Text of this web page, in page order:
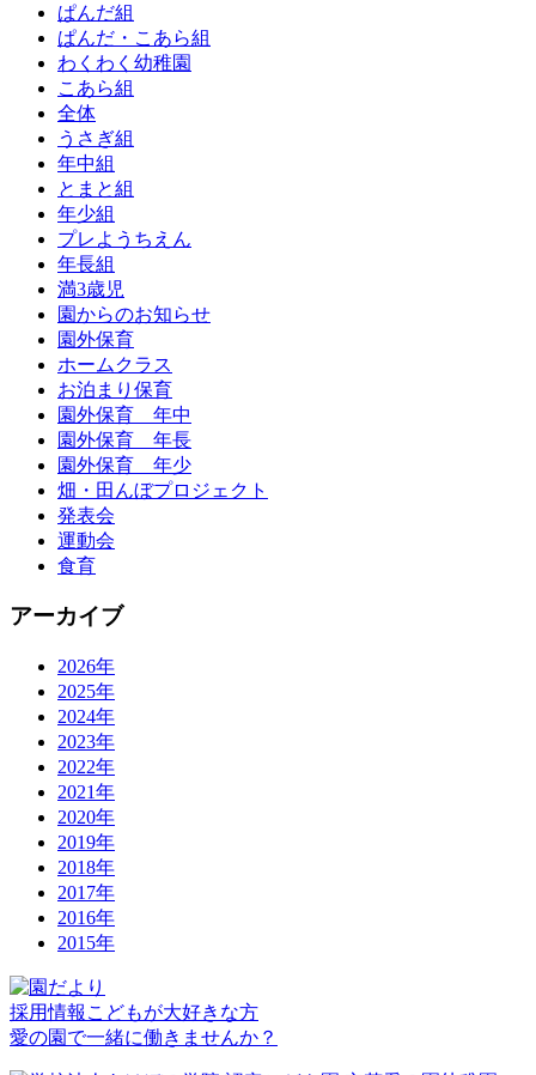
ぱんだ組
ぱんだ・こあら組
わくわく幼稚園
こあら組
全体
うさぎ組
年中組
とまと組
年少組
プレようちえん
年長組
満3歳児
園からのお知らせ
園外保育
ホームクラス
お泊まり保育
園外保育 年中
園外保育 年長
園外保育 年少
畑・田んぼプロジェクト
発表会
運動会
食育
アーカイブ
2026年
2025年
2024年
2023年
2022年
2021年
2020年
2019年
2018年
2017年
2016年
2015年
採用情報 こどもが大好きな方
愛の園で一緒に働きませんか？